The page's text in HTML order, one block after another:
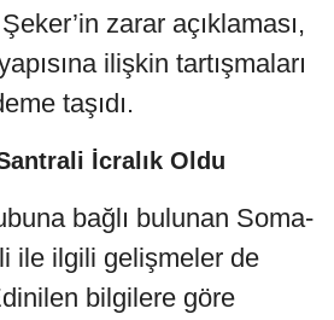
zarar açıklaması,
ilişkin tartışmaları
taşıdı.
İcralık Oldu
bağlı bulunan Soma-
ile ilgili gelişmeler de
bilgilere göre